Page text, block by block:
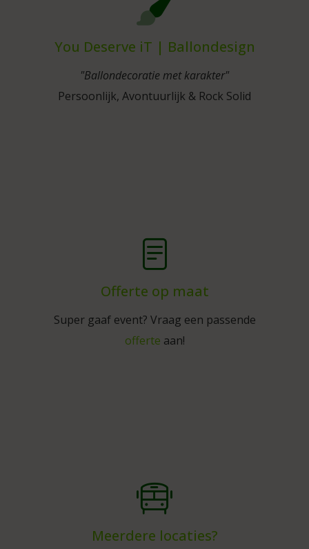
You Deserve iT | Ballondesign
"Ballondecoratie met karakter"
Persoonlijk, Avontuurlijk & Rock Solid
Offerte op maat
Super gaaf event? Vraag een passende
offerte aan!
Meerdere locaties?